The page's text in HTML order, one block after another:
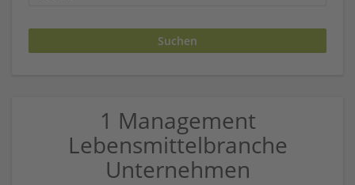
1 Management
Lebensmittelbranche
Unternehmen